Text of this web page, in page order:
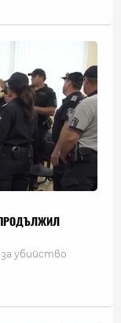
ПРОДЪЛЖИЛ
убийство